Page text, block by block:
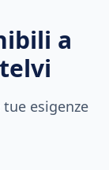
a
esigenze